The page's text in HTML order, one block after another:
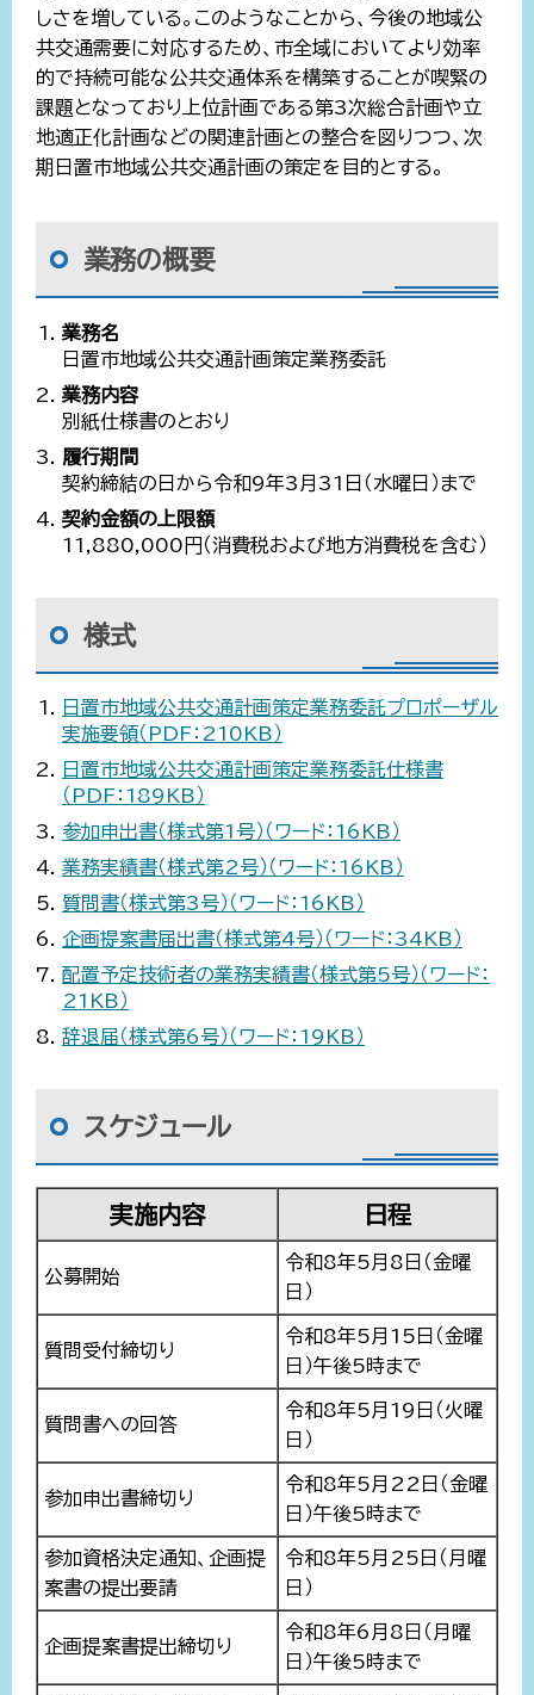
しさを増している。このようなことから、今後の地域公
共交通需要に対応するため、市全域においてより効率
的で持続可能な公共交通体系を構築することが喫緊の
課題となっており上位計画である第3次総合計画や立
地適正化計画などの関連計画との整合を図りつつ、次
期日置市地域公共交通計画の策定を目的とする。
業務の概要
業務名
日置市地域公共交通計画策定業務委託
業務内容
別紙仕様書のとおり
履行期間
契約締結の日から令和9年3月31日（水曜日）まで
契約金額の上限額
11,880,000円（消費税および地方消費税を含む）
様式
日置市地域公共交通計画策定業務委託プロポーザル
実施要領（PDF：210KB）
日置市地域公共交通計画策定業務委託仕様書
（PDF：189KB）
参加申出書（様式第1号）（ワード：16KB）
業務実績書（様式第2号）（ワード：16KB）
質問書（様式第3号）（ワード：16KB）
企画提案書届出書（様式第4号）（ワード：34KB）
配置予定技術者の業務実績書（様式第5号）（ワード：
21KB）
辞退届（様式第6号）（ワード：19KB）
スケジュール
実施内容 日程
公募開始
令和8年5月8日（金曜
日）
質問受付締切り
令和8年5月15日（金曜
日）午後5時まで
質問書への回答
令和8年5月19日（火曜
日）
参加申出書締切り
令和8年5月22日（金曜
日）午後5時まで
参加資格決定通知、企画提
案書の提出要請
令和8年5月25日（月曜
日）
企画提案書提出締切り
令和8年6月8日（月曜
日）午後5時まで